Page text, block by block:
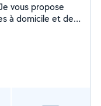
vous propose
à domicile et de